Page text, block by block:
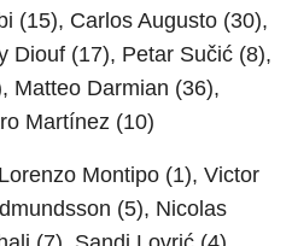
(15), Carlos Augusto (30),
Diouf (17), Petar Sučić (8),
Matteo Darmian (36),
Martínez (10)
Lorenzo Montipo (1), Victor
(5), Nicolas